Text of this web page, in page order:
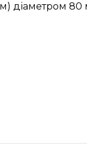
діаметром 80